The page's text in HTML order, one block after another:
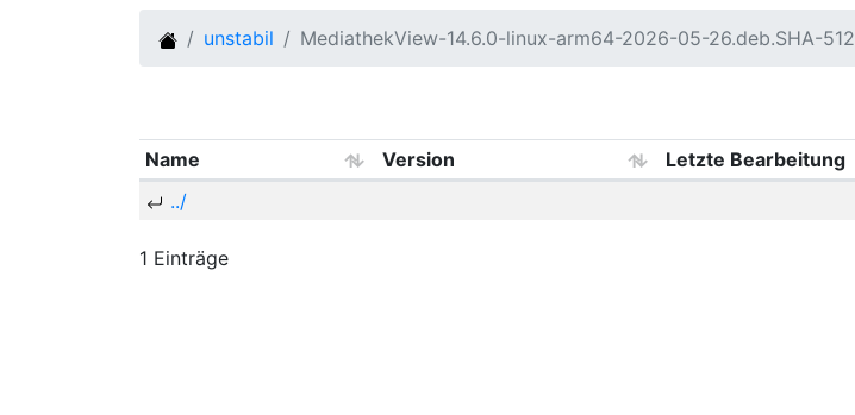
unstabil MediathekView-14.6.0-linux-arm64-2026-05-26.deb.SHA-512
Name Version Letzte Bearbeitung
../
1 Einträge